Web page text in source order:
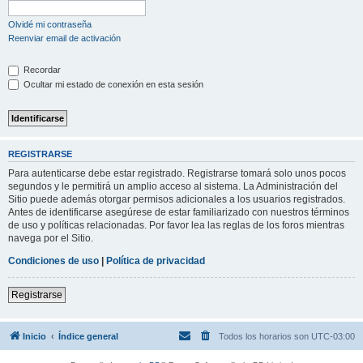
Olvidé mi contraseña
Reenviar email de activación
Recordar
Ocultar mi estado de conexión en esta sesión
REGISTRARSE
Para autenticarse debe estar registrado. Registrarse tomará solo unos pocos
segundos y le permitirá un amplio acceso al sistema. La Administración del
Sitio puede además otorgar permisos adicionales a los usuarios registrados.
Antes de identificarse asegúrese de estar familiarizado con nuestros términos
de uso y políticas relacionadas. Por favor lea las reglas de los foros mientras
navega por el Sitio.
Condiciones de uso | Política de privacidad
Registrarse
Inicio Índice general Todos los horarios son UTC-03:00